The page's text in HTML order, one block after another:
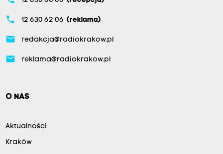
phone 12 630 62 06 (reklama)
email redakcja@radiokrakow.pl
email reklama@radiokrakow.pl
O NAS
Aktualności
Kraków